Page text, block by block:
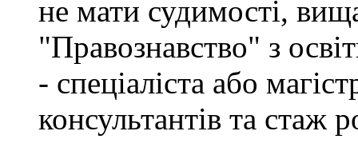
не мати судимості,
"Правознавство" з
- спеціаліста або
консультантів та стаж